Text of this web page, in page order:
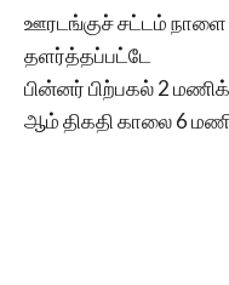
ஊரடங்குச் சட்டம் நாளை
தளர்த்தப்பட்டே
பின்னர் பிற்பகல் 2
ஆம் திகதி காலை 6